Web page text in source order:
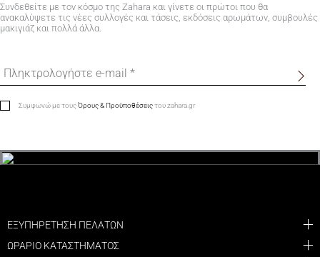
Συνδεθείτε με τον κόσμο της Zahara και γίνετε οι πρώτοι που θα
ανακαλύψετε τις νέες συλλογές και τάσεις, εκδόσεις αρωμάτων, συμβουλές
μακιγιάζ και πολλά άλλα.
Συμφωνώ με τουςΌρους & Προϋποθέσειςτου zahara.gr
ΕΞΥΠΗΡΕΤΗΣΗ ΠΕΛΑΤΩΝ
ΩΡΑΡΙΟ ΚΑΤΑΣΤΗΜΑΤΟΣ